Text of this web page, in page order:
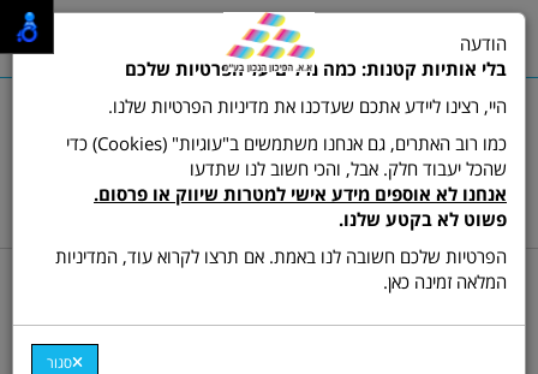
שרות לקוחות ותמיכה:03-9511473
hamikun4u@gmail.com
תפריט
דף בית מדפסות מדפסת משולבת צבע
מדפסת לייזר צבע משולבת
הודעה
בלי אותיות קטנות: כמה מילים על הפרטיות שלכם
היי, רצינו ליידע אתכם שעדכנו את מדיניות הפרטיות שלנו.
כמו רוב האתרים, גם אנחנו משתמשים ב"עוגיות" (Cookies) כדי
שהכל יעבוד חלק. אבל, והכי חשוב לנו שתדעו
אנחנו לא אוספים מידע אישי למטרות שיווק או פרסום.
פשוט לא בקטע שלנו.
הפרטיות שלכם חשובה לנו באמת. אם תרצו לקרוא עוד, המדיניות
המלאה זמינה כאן.
סגור